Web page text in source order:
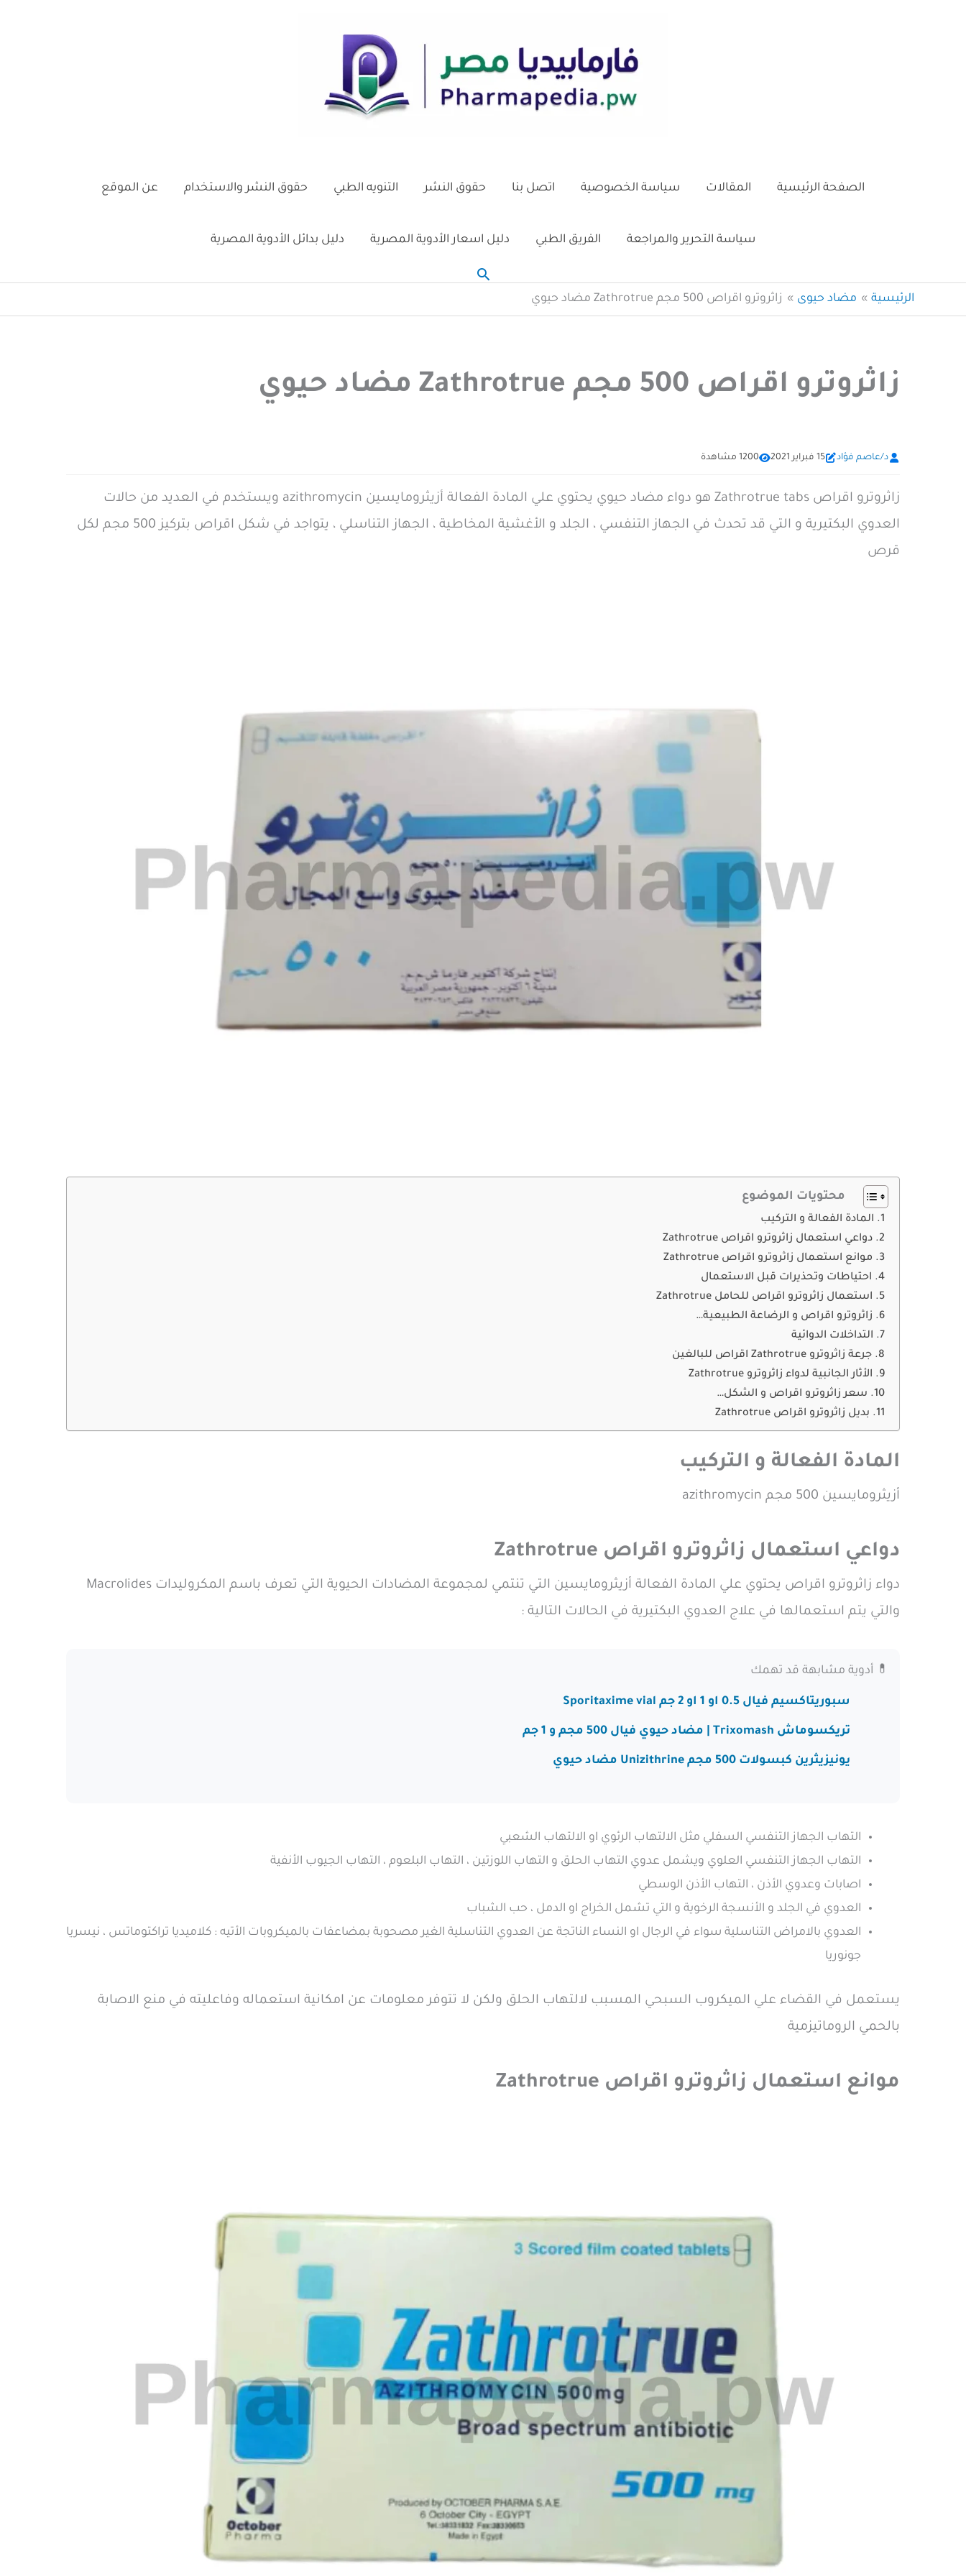
الصفحة الرئيسية المقالات سياسة الخصوصية اتصل بنا حقوق النشر التنويه الطبي حقوق النشر والاستخدام عن الموقع
سياسة التحرير والمراجعة الفريق الطبي دليل اسعار الأدوية المصرية دليل بدائل الأدوية المصرية
البحث
الرئيسية مضاد حيوى زاثروترو اقراص 500 مجم Zathrotrue مضاد حيوي
زاثروترو اقراص 500 مجم Zathrotrue مضاد حيوي
د/عاصم فؤاد 15 فبراير 2021 1200 مشاهدة
زاثروترو اقراص Zathrotrue tabs هو دواء مضاد حيوي يحتوي علي المادة الفعالة أزيثرومايسين azithromycin ويستخدم في العديد من حالات
العدوي البكتيرية و التي قد تحدث في الجهاز التنفسي ، الجلد و الأغشية المخاطية ، الجهاز التناسلي ، يتواجد في شكل اقراص بتركيز 500 مجم لكل
قرص
محتويات الموضوع
المادة الفعالة و التركيب
دواعي استعمال زاثروترو اقراص Zathrotrue
موانع استعمال زاثروترو اقراص Zathrotrue
احتياطات وتحذيرات قبل الاستعمال
استعمال زاثروترو اقراص للحامل Zathrotrue
زاثروترو اقراص و الرضاعة الطبيعية…
التداخلات الدوائية
جرعة زاثروترو Zathrotrue اقراص للبالغين
الأثار الجانبية لدواء زاثروترو Zathrotrue
سعر زاثروترو اقراص و الشكل…
بديل زاثروترو اقراص Zathrotrue
المادة الفعالة و التركيب
أزيثرومايسين 500 مجم azithromycin
دواعي استعمال زاثروترو اقراص Zathrotrue
دواء زاثروترو اقراص يحتوي علي المادة الفعالة أزيثرومايسين التي تنتمي لمجموعة المضادات الحيوية التي تعرف باسم المكروليدات Macrolides
والتي يتم استعمالها في علاج العدوي البكتيرية في الحالات التالية :
💊 أدوية مشابهة قد تهمك
سبوريتاكسيم فيال 0.5 او 1 او 2 جم Sporitaxime vial
تريكسوماش Trixomash | مضاد حيوي فيال 500 مجم و 1 جم
يونيزيثرين كبسولات 500 مجم Unizithrine مضاد حيوي
التهاب الجهاز التنفسي السفلي مثل الالتهاب الرئوي او الالتهاب الشعبي
التهاب الجهاز التنفسي العلوي ويشمل عدوي التهاب الحلق و التهاب اللوزتين ، التهاب البلعوم ، التهاب الجيوب الأنفية
اصابات وعدوي الأذن ، التهاب الأذن الوسطي
العدوي في الجلد و الأنسجة الرخوية و التي تشمل الخراج او الدمل ، حب الشباب
العدوي بالامراض التناسلية سواء في الرجال او النساء الناتجة عن العدوي التناسلية الغير مصحوبة بمضاعفات بالميكروبات الأتيه : كلاميديا تراكتوماتس ، نيسريا
جونوريا
يستعمل في القضاء علي الميكروب السبحي المسبب لالتهاب الحلق ولكن لا تتوفر معلومات عن امكانية استعماله وفاعليته في منع الاصابة
بالحمي الروماتيزمية
موانع استعمال زاثروترو اقراص Zathrotrue